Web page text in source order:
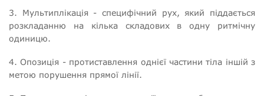
3. Мультиплікація - специфічний рух, який піддається
розкладанню на кілька складових в одну ритмічну
одиницю.
4. Опозиція - протиставлення однієї частини тіла іншій з
метою порушення прямої лінії.